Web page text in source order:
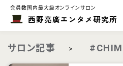
会員数国内最大級オンラインサロン
西野亮廣エンタメ研究所
サロン記事 >